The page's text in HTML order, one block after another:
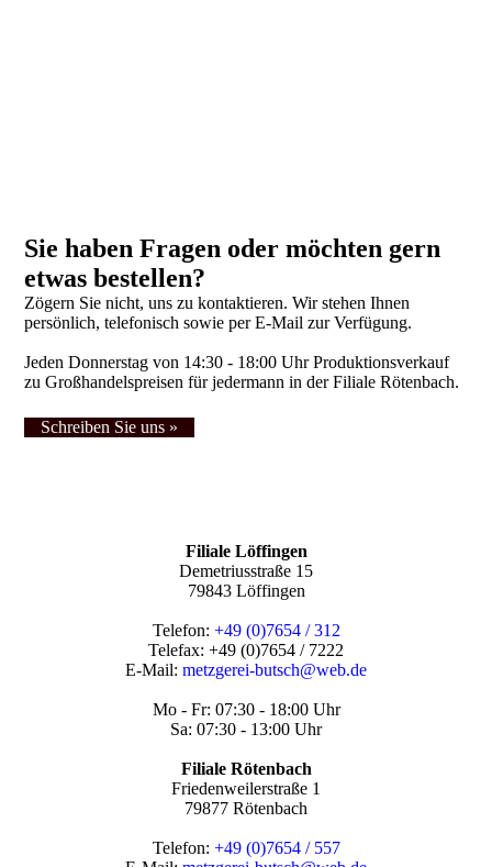
Sie haben Fragen oder möchten gern
etwas bestellen?
Zögern Sie nicht, uns zu kontaktieren. Wir stehen Ihnen
persönlich, telefonisch sowie per E-Mail zur Verfügung.
Jeden Donnerstag von 14:30 - 18:00 Uhr Produktionsverkauf
zu Großhandelspreisen für jedermann in der Filiale Rötenbach.
Schreiben Sie uns »
Filiale Löffingen
Demetriusstraße 15
79843 Löffingen
Telefon: +49 (0)7654 / 312
Telefax: +49 (0)7654 / 7222
E-Mail: metzgerei-butsch@web.de
Mo - Fr: 07:30 - 18:00 Uhr
Sa: 07:30 - 13:00 Uhr
Filiale Rötenbach
Friedenweilerstraße 1
79877 Rötenbach
Telefon: +49 (0)7654 / 557